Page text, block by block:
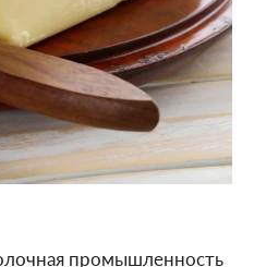
промышленность